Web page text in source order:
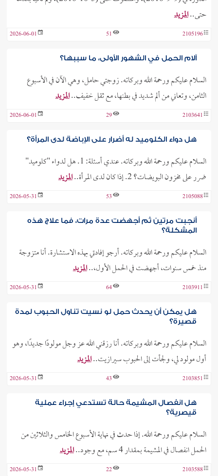
حتى..المزيد
2105196
51
2026-06-01
آلام الحمل في الشهور الأولى، ما سببها؟
السلام عليكم ورحمة الله وبركاته. زوجتي حامل، وهي الآن في الأسبوع
الثامن، وتعاني من ألم شديد في بطنها، مع ثقل خفيف..المزيد
2103641
29
2026-06-01
هل دواء الكلوميد له أضرار على الإباضة لدى المرأة؟
السلام عليكم ورحمة الله وبركاته. عندي أسئلة: 1. هل لدواء "كلوميد"
ضرر على مخزون البويضات؟ 2. إذا كان لدى المرأة..
المزيد
2105088
53
2026-05-31
أنجبت مرتين ثم أجهضت عدة مرات، فما علاج هذه
المشكلة؟
السلام عليكم ورحمة الله وبركاته. أرجو إفادتي بهذه الاستشارة. أنا متزوجة
منذ خمس سنوات، أجهضت في الحمل الأول،..المزيد
2103911
64
2026-05-31
هل يمكن أن يحدث حمل لو نسيت تناول الحبوب لمدة
قصيرة؟
السلام عليكم ورحمة الله وبركاته. أنا رزقني الله عز وجل مولودًا جديدًا، وهو
أول مولود لي، ولجأت إلى الحبوب سيرازيت..المزيد
2103851
43
2026-05-31
هل انفصال المشيمة حالة تستدعي إجراء عملية
قيصرية؟
السلام عليكم ورحمة الله. إذا حدث في نهاية الأسبوع الخامس والثلاثين من
الحمل انفصال في المشيمة بمقدار 4 سم، مع وجود..
المزيد
2103588
22
2026-05-31